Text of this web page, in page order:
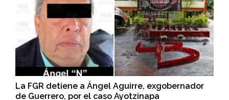
La FGR detiene a Ángel Aguirre, exgobernador
de Guerrero, por el caso Ayotzinapa